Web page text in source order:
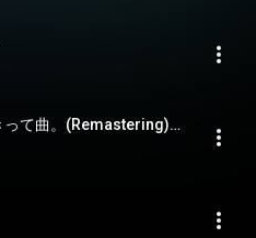
浮気されたけどまだ好きって曲。(Remastering) - Uwakisaretakedo Madasukittekyoku. (Remastering)